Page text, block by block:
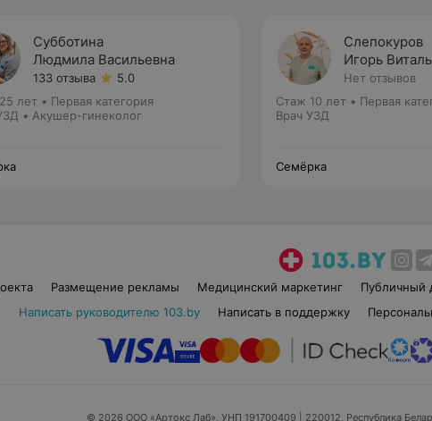
Субботина
Людмила Васильевна
133 отзыва
5.0
лет • Первая категория
• Акушер-гинеколог
Слепокуров
Игорь
Нет отзывов
Стаж 10 лет • Первая
Врач УЗД
Семёрка
Размещение рекламы Медицинский маркетинг Публичный
Написать руководителю 103.by
Написать в поддержку
© 2026 ООО «Артокс Лаб», УНП 191700409 | 220012, Республика